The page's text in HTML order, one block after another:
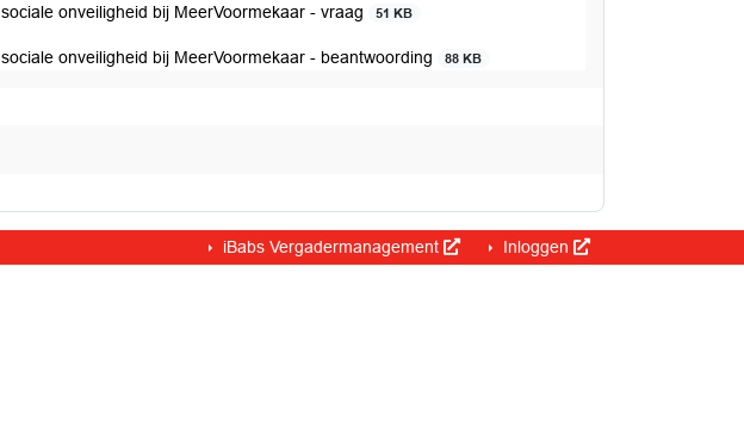
onveiligheid bij MeerVoormekaar - vraag 51 KB
onveiligheid bij MeerVoormekaar - beantwoording 88 KB
iBabs Vergadermanagement Inloggen